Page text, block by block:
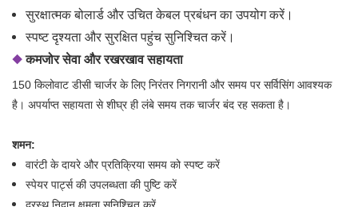
सुरक्षात्मक बोलार्ड और उचित केबल प्रबंधन का उपयोग करें।
स्पष्ट दृश्यता और सुरक्षित पहुंच सुनिश्चित करें।
◆कमजोर सेवा और रखरखाव सहायता
150 किलोवाट डीसी चार्जर के लिए निरंतर निगरानी और समय पर सर्विसिंग आवश्यक
है। अपर्याप्त सहायता से शीघ्र ही लंबे समय तक चार्जर बंद रह सकता है।
शमन:
वारंटी के दायरे और प्रतिक्रिया समय को स्पष्ट करें
स्पेयर पार्ट्स की उपलब्धता की पुष्टि करें